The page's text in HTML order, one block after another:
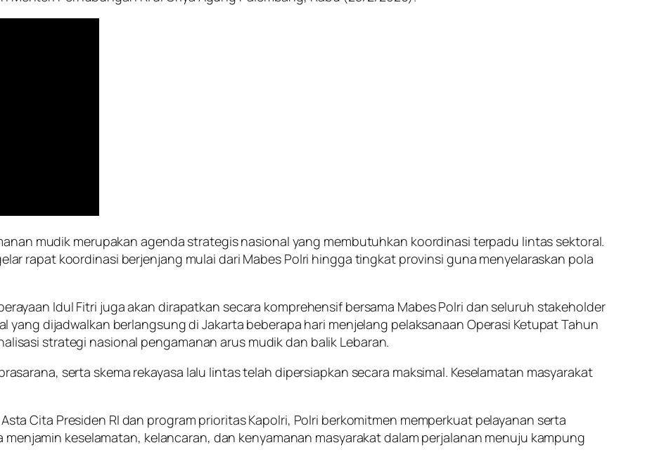
mudik merupakan agenda strategis nasional yang membutuhkan koordinasi terpadu lintas sektoral.
rapat koordinasi berjenjang mulai dari Mabes Polri hingga tingkat provinsi guna menyelaraskan pola
Idul Fitri juga akan dirapatkan secara komprehensif bersama Mabes Polri dan seluruh stakeholder
yang dijadwalkan berlangsung di Jakarta beberapa hari menjelang pelaksanaan Operasi Ketupat Tahun
strategi nasional pengamanan arus mudik dan balik Lebaran.
serta skema rekayasa lalu lintas telah dipersiapkan secara maksimal. Keselamatan masyarakat
Cita Presiden RI dan program prioritas Kapolri, Polri berkomitmen memperkuat pelayanan serta
keselamatan, kelancaran, dan kenyamanan masyarakat dalam perjalanan menuju kampung